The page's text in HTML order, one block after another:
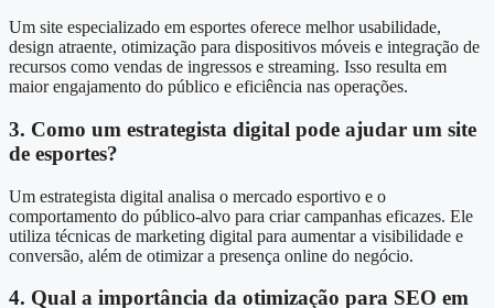
Um site especializado em esportes oferece melhor usabilidade,
design atraente, otimização para dispositivos móveis e integração de
recursos como vendas de ingressos e streaming. Isso resulta em
maior engajamento do público e eficiência nas operações.
3. Como um estrategista digital pode ajudar um site
de esportes?
Um estrategista digital analisa o mercado esportivo e o
comportamento do público-alvo para criar campanhas eficazes. Ele
utiliza técnicas de marketing digital para aumentar a visibilidade e
conversão, além de otimizar a presença online do negócio.
4. Qual a importância da otimização para SEO em